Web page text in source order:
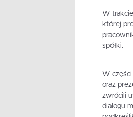
W
której
spółki.
W części
oraz
zwrócili
dialogu